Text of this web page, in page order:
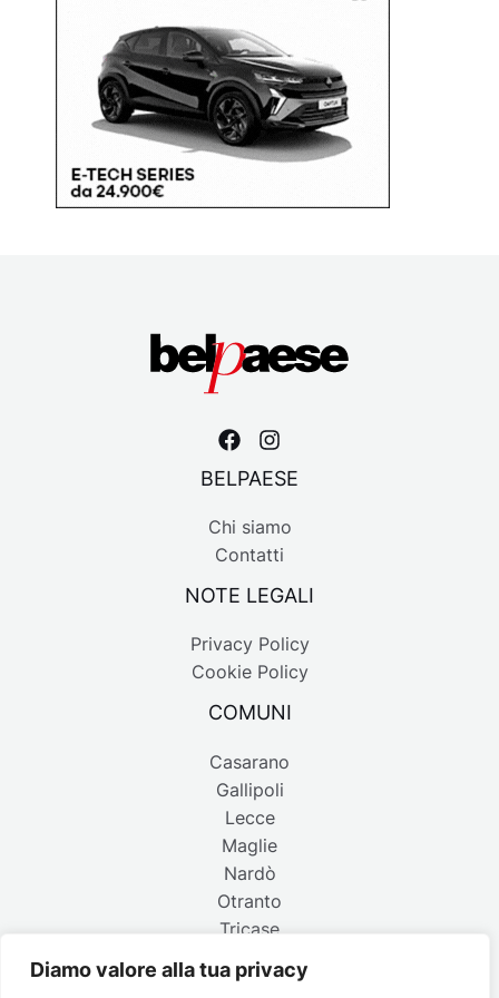
Diamo valore alla tua privacy
BELPAESE
Chi siamo
Contatti
NOTE LEGALI
Privacy Policy
Cookie Policy
COMUNI
Casarano
Gallipoli
Lecce
Maglie
Nardò
Otranto
Tricase